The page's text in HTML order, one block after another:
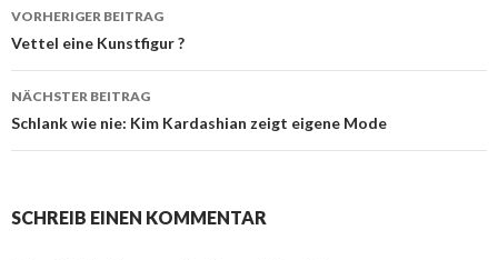
Beitragsnavigation
VORHERIGER BEITRAG
Vettel eine Kunstfigur ?
NÄCHSTER BEITRAG
Schlank wie nie: Kim Kardashian zeigt eigene Mode
SCHREIB EINEN KOMMENTAR